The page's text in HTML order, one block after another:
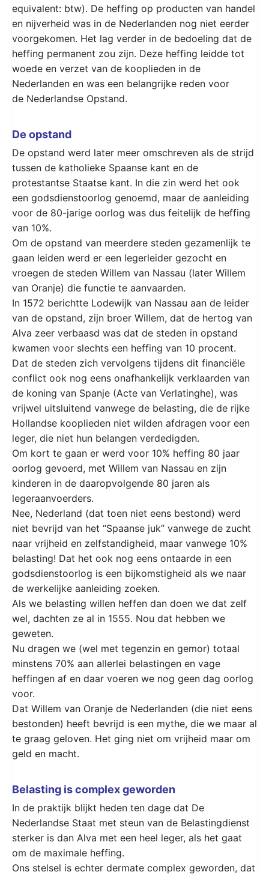
equivalent: btw). De heffing op producten van handel
en nijverheid was in de Nederlanden nog niet eerder
voorgekomen. Het lag verder in de bedoeling dat de
heffing permanent zou zijn. Deze heffing leidde tot
woede en verzet van de kooplieden in de
Nederlanden en was een belangrijke reden voor
de Nederlandse Opstand.
De opstand
De opstand werd later meer omschreven als de strijd
tussen de katholieke Spaanse kant en de
protestantse Staatse kant. In die zin werd het ook
een godsdienstoorlog genoemd, maar de aanleiding
voor de 80-jarige oorlog was dus feitelijk de heffing
van 10%.
Om de opstand van meerdere steden gezamenlijk te
gaan leiden werd er een legerleider gezocht en
vroegen de steden Willem van Nassau (later Willem
van Oranje) die functie te aanvaarden.
In 1572 berichtte Lodewijk van Nassau aan de leider
van de opstand, zijn broer Willem, dat de hertog van
Alva zeer verbaasd was dat de steden in opstand
kwamen voor slechts een heffing van 10 procent.
Dat de steden zich vervolgens tijdens dit financiële
conflict ook nog eens onafhankelijk verklaarden van
de koning van Spanje (Acte van Verlatinghe), was
vrijwel uitsluitend vanwege de belasting, die de rijke
Hollandse kooplieden niet wilden afdragen voor een
leger, die niet hun belangen verdedigden.
Om kort te gaan er werd voor 10% heffing 80 jaar
oorlog gevoerd, met Willem van Nassau en zijn
kinderen in de daaropvolgende 80 jaren als
legeraanvoerders.
Nee, Nederland (dat toen niet eens bestond) werd
niet bevrijd van het “Spaanse juk” vanwege de zucht
naar vrijheid en zelfstandigheid, maar vanwege 10%
belasting! Dat het ook nog eens ontaarde in een
godsdienstoorlog is een bijkomstigheid als we naar
de werkelijke aanleiding zoeken.
Als we belasting willen heffen dan doen we dat zelf
wel, dachten ze al in 1555. Nou dat hebben we
geweten.
Nu dragen we (wel met tegenzin en gemor) totaal
minstens 70% aan allerlei belastingen en vage
heffingen af en daar voeren we nog geen dag oorlog
voor.
Dat Willem van Oranje de Nederlanden (die niet eens
bestonden) heeft bevrijd is een mythe, die we maar al
te graag geloven. Het ging niet om vrijheid maar om
geld en macht.
Belasting is complex geworden
In de praktijk blijkt heden ten dage dat De
Nederlandse Staat met steun van de Belastingdienst
sterker is dan Alva met een heel leger, als het gaat
om de maximale heffing.
Ons stelsel is echter dermate complex geworden, dat